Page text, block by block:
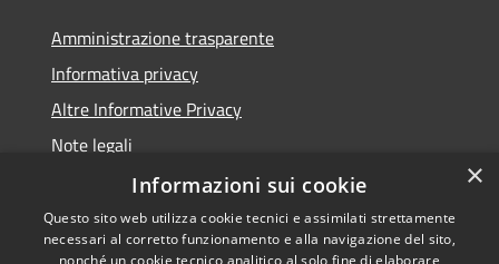
Amministrazione trasparente
Informativa privacy
Altre Informative Privacy
Note legali
Dichiarazione di accessibilità
×
Informazioni sui cookie
Questo sito web utilizza cookie tecnici e assimilati strettamente
necessari al corretto funzionamento e alla navigazione del sito,
nonché un cookie tecnico analitico al solo fine di elaborare